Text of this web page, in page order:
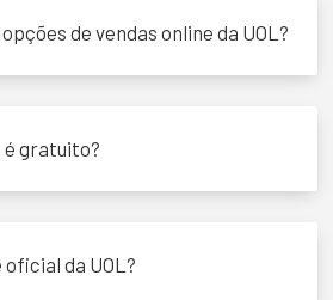
opções de vendas online da UOL?
é gratuito?
oficial da UOL?